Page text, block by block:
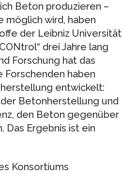
Beton produzieren –
möglich wird, haben
der Leibniz Universität
drei Jahre lang
Forschung hat das
haben
entwickelt:
Betonherstellung und
den Beton gegenüber
Das Ergebnis ist ein
Konsortiums